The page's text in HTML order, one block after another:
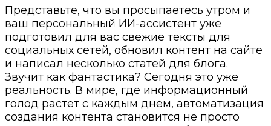
Представьте, что вы просыпаетесь утром и
ваш персональный ИИ-ассистент уже
подготовил для вас свежие тексты для
социальных сетей, обновил контент на сайте
и написал несколько статей для блога.
Звучит как фантастика? Сегодня это уже
реальность. В мире, где информационный
голод растет с каждым днем, автоматизация
создания контента становится не просто